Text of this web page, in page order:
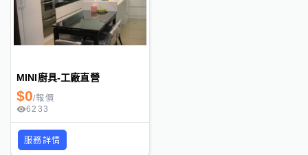
MINI廚具-工廠直營
$0/報價
6233
服務詳情